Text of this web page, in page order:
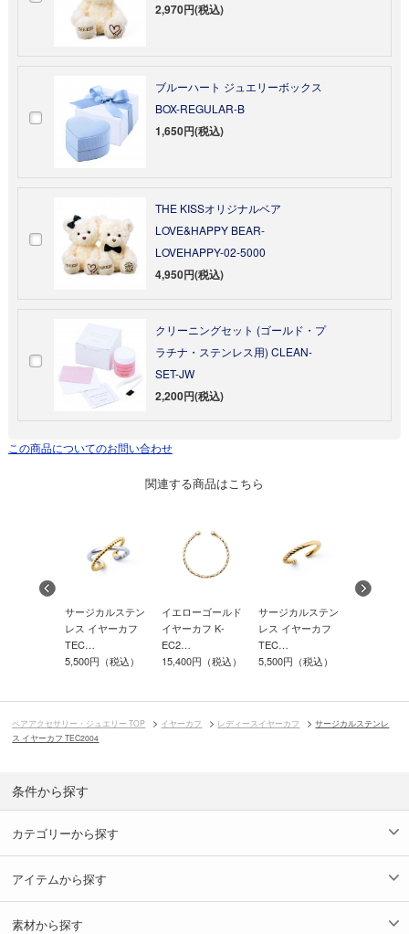
2,970円(税込)
ブルーハート ジュエリーボックス
BOX-REGULAR-B
1,650円(税込)
THE KISSオリジナルベア
LOVE&HAPPY BEAR-
LOVEHAPPY-02-5000
4,950円(税込)
クリーニングセット (ゴールド・プ
ラチナ・ステンレス用) CLEAN-
SET-JW
2,200円(税込)
この商品についてのお問い合わせ
関連する商品はこちら
サージカルステン
レス イヤーカフ
TEC…
5,500円（税込）
イエローゴールド
イヤーカフ K-
EC2…
15,400円（税込）
サージカルステン
レス イヤーカフ
TEC…
5,500円（税込）
ペアアクセサリー・ジュエリー TOP イヤーカフ レディースイヤーカフ
サージカルステンレ
ス イヤーカフ TEC2004
条件から探す
カテゴリーから探す
アイテムから探す
素材から探す